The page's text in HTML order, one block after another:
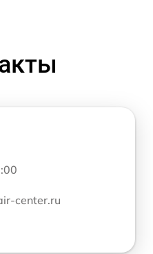
center.ru